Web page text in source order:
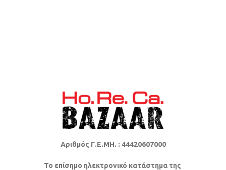
Αριθμός Γ.Ε.ΜΗ. : 44420607000
Το επίσημο ηλεκτρονικό κατάστημα της